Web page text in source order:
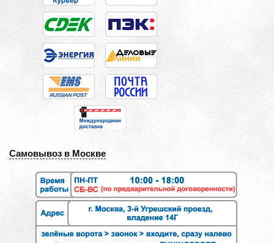
Самовывоз в Москве